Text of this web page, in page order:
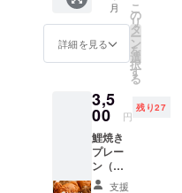
ダー1
匹。
月
詳細を見る
こ
の
リ
タ
ー
ン
を
選
択
す
る
3,5
00 円
残り27
鯉焼き
プレー
ン（花
豆ア支援